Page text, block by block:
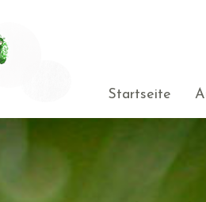
Startseite